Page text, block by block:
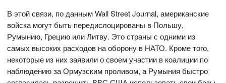
В этой связи, по данным Wall Street Journal, американские
войска могут быть передислоцированы в Польшу,
Румынию, Грецию или Литву. Это страны с одними из
самых высоких расходов на оборону в НАТО. Кроме того,
некоторые из них заявили о своем участии в коалиции по
наблюдению за Ормузским проливом, а Румыния быстро